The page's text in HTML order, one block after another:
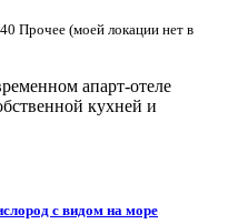
Прочее (моей локации нет в
апарт-отеле
кухней и
с видом на море